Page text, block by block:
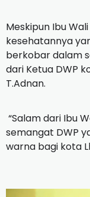
Meskipun Ibu
kesehatannya
berkobar dalam
dari Ketua DWP
T.Adnan.
“Salam dari Ibu
semangat DWP
warna bagi kota